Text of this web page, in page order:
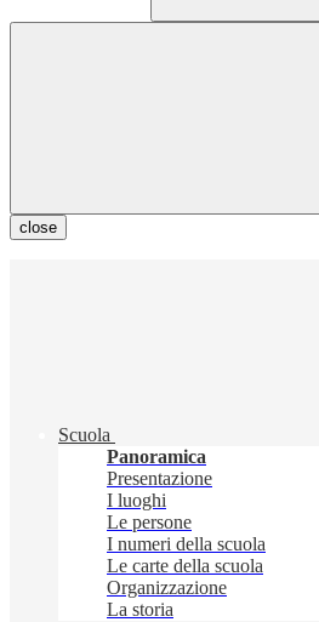
close
Scuola
Panoramica
Presentazione
I luoghi
Le persone
I numeri della scuola
Le carte della scuola
Organizzazione
La storia